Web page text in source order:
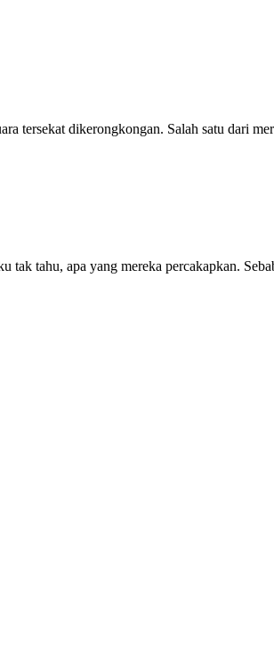
tersekat dikerongkongan. Salah satu dari
tahu, apa yang mereka percakapkan.